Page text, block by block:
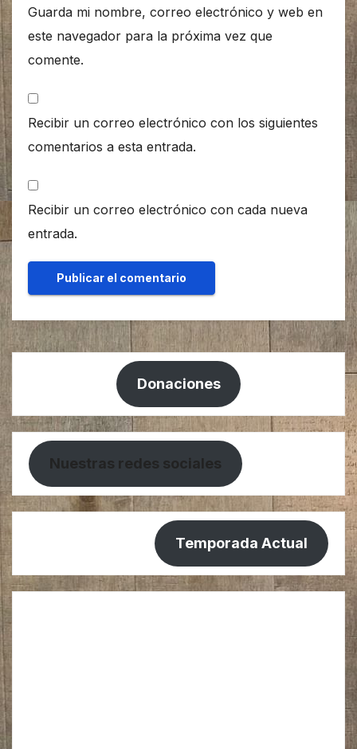
Guarda mi nombre, correo electrónico y web en
este navegador para la próxima vez que
comente.
Recibir un correo electrónico con los siguientes
comentarios a esta entrada.
Recibir un correo electrónico con cada nueva
entrada.
Donaciones
Nuestras redes sociales
Temporada Actual